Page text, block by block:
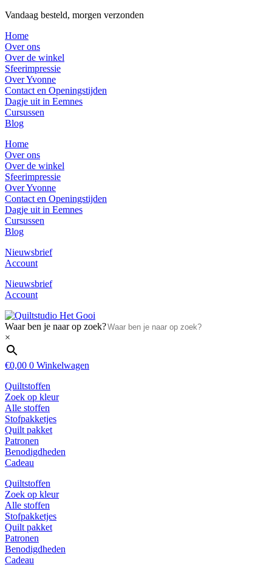
Vandaag besteld, morgen verzonden
Home
Over ons
Over de winkel
Sfeerimpressie
Over Yvonne
Contact en Openingstijden
Dagje uit in Eemnes
Cursussen
Blog
Home
Over ons
Over de winkel
Sfeerimpressie
Over Yvonne
Contact en Openingstijden
Dagje uit in Eemnes
Cursussen
Blog
Nieuwsbrief
Account
Nieuwsbrief
Account
Waar ben je naar op zoek?
×
€0,00 0 Winkelwagen
Quiltstoffen
Zoek op kleur
Alle stoffen
Stofpakketjes
Quilt pakket
Patronen
Benodigdheden
Cadeau
Quiltstoffen
Zoek op kleur
Alle stoffen
Stofpakketjes
Quilt pakket
Patronen
Benodigdheden
Cadeau